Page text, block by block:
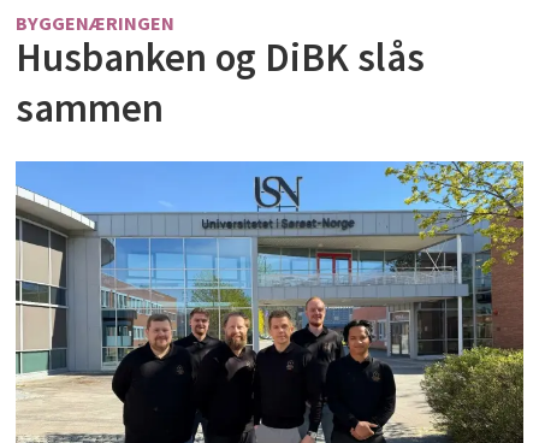
BYGGENÆRINGEN
Husbanken og DiBK slås
sammen